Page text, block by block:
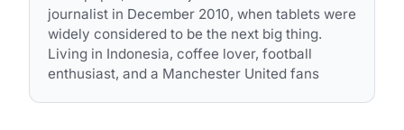
journalist in December 2010, when tablets were
widely considered to be the next big thing.
Living in Indonesia, coffee lover, football
enthusiast, and a Manchester United fans